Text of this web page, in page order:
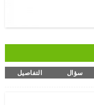
سؤال التفاصيل